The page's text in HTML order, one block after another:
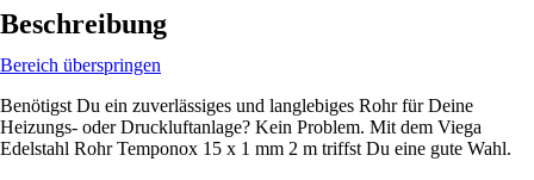
Beschreibung
Bereich überspringen
Benötigst Du ein zuverlässiges und langlebiges Rohr für Deine
Heizungs- oder Druckluftanlage? Kein Problem. Mit dem Viega
Edelstahl Rohr Temponox 15 x 1 mm 2 m triffst Du eine gute Wahl.